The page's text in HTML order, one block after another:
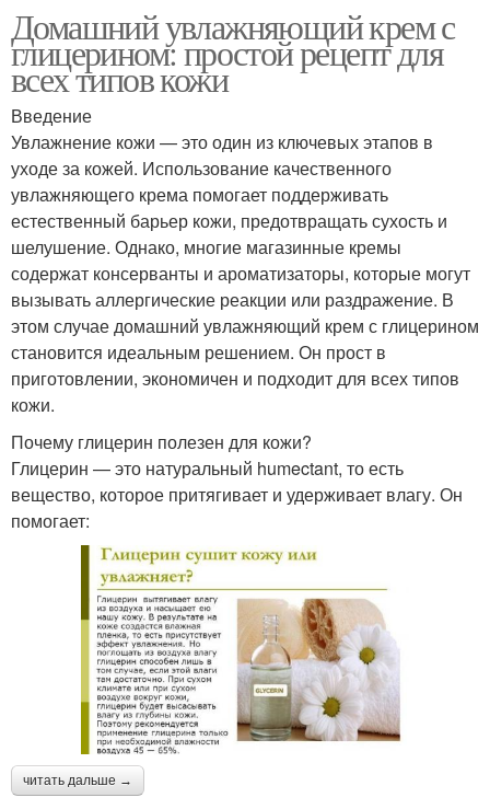
Домашний увлажняющий крем с
глицерином: простой рецепт для
всех типов кожи
Введение
Увлажнение кожи — это один из ключевых этапов в
уходе за кожей. Использование качественного
увлажняющего крема помогает поддерживать
естественный барьер кожи, предотвращать сухость и
шелушение. Однако, многие магазинные кремы
содержат консерванты и ароматизаторы, которые могут
вызывать аллергические реакции или раздражение. В
этом случае домашний увлажняющий крем с глицерином
становится идеальным решением. Он прост в
приготовлении, экономичен и подходит для всех типов
кожи.
Почему глицерин полезен для кожи?
Глицерин — это натуральный humectant, то есть
вещество, которое притягивает и удерживает влагу. Он
помогает:
читать дальше →